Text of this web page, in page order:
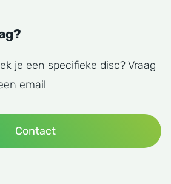
je een specifieke disc? Vraag
email
Contact